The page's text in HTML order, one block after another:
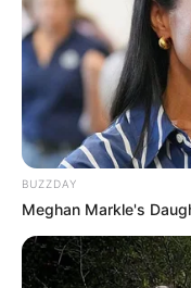
BUZZDAY
Meghan Markle's